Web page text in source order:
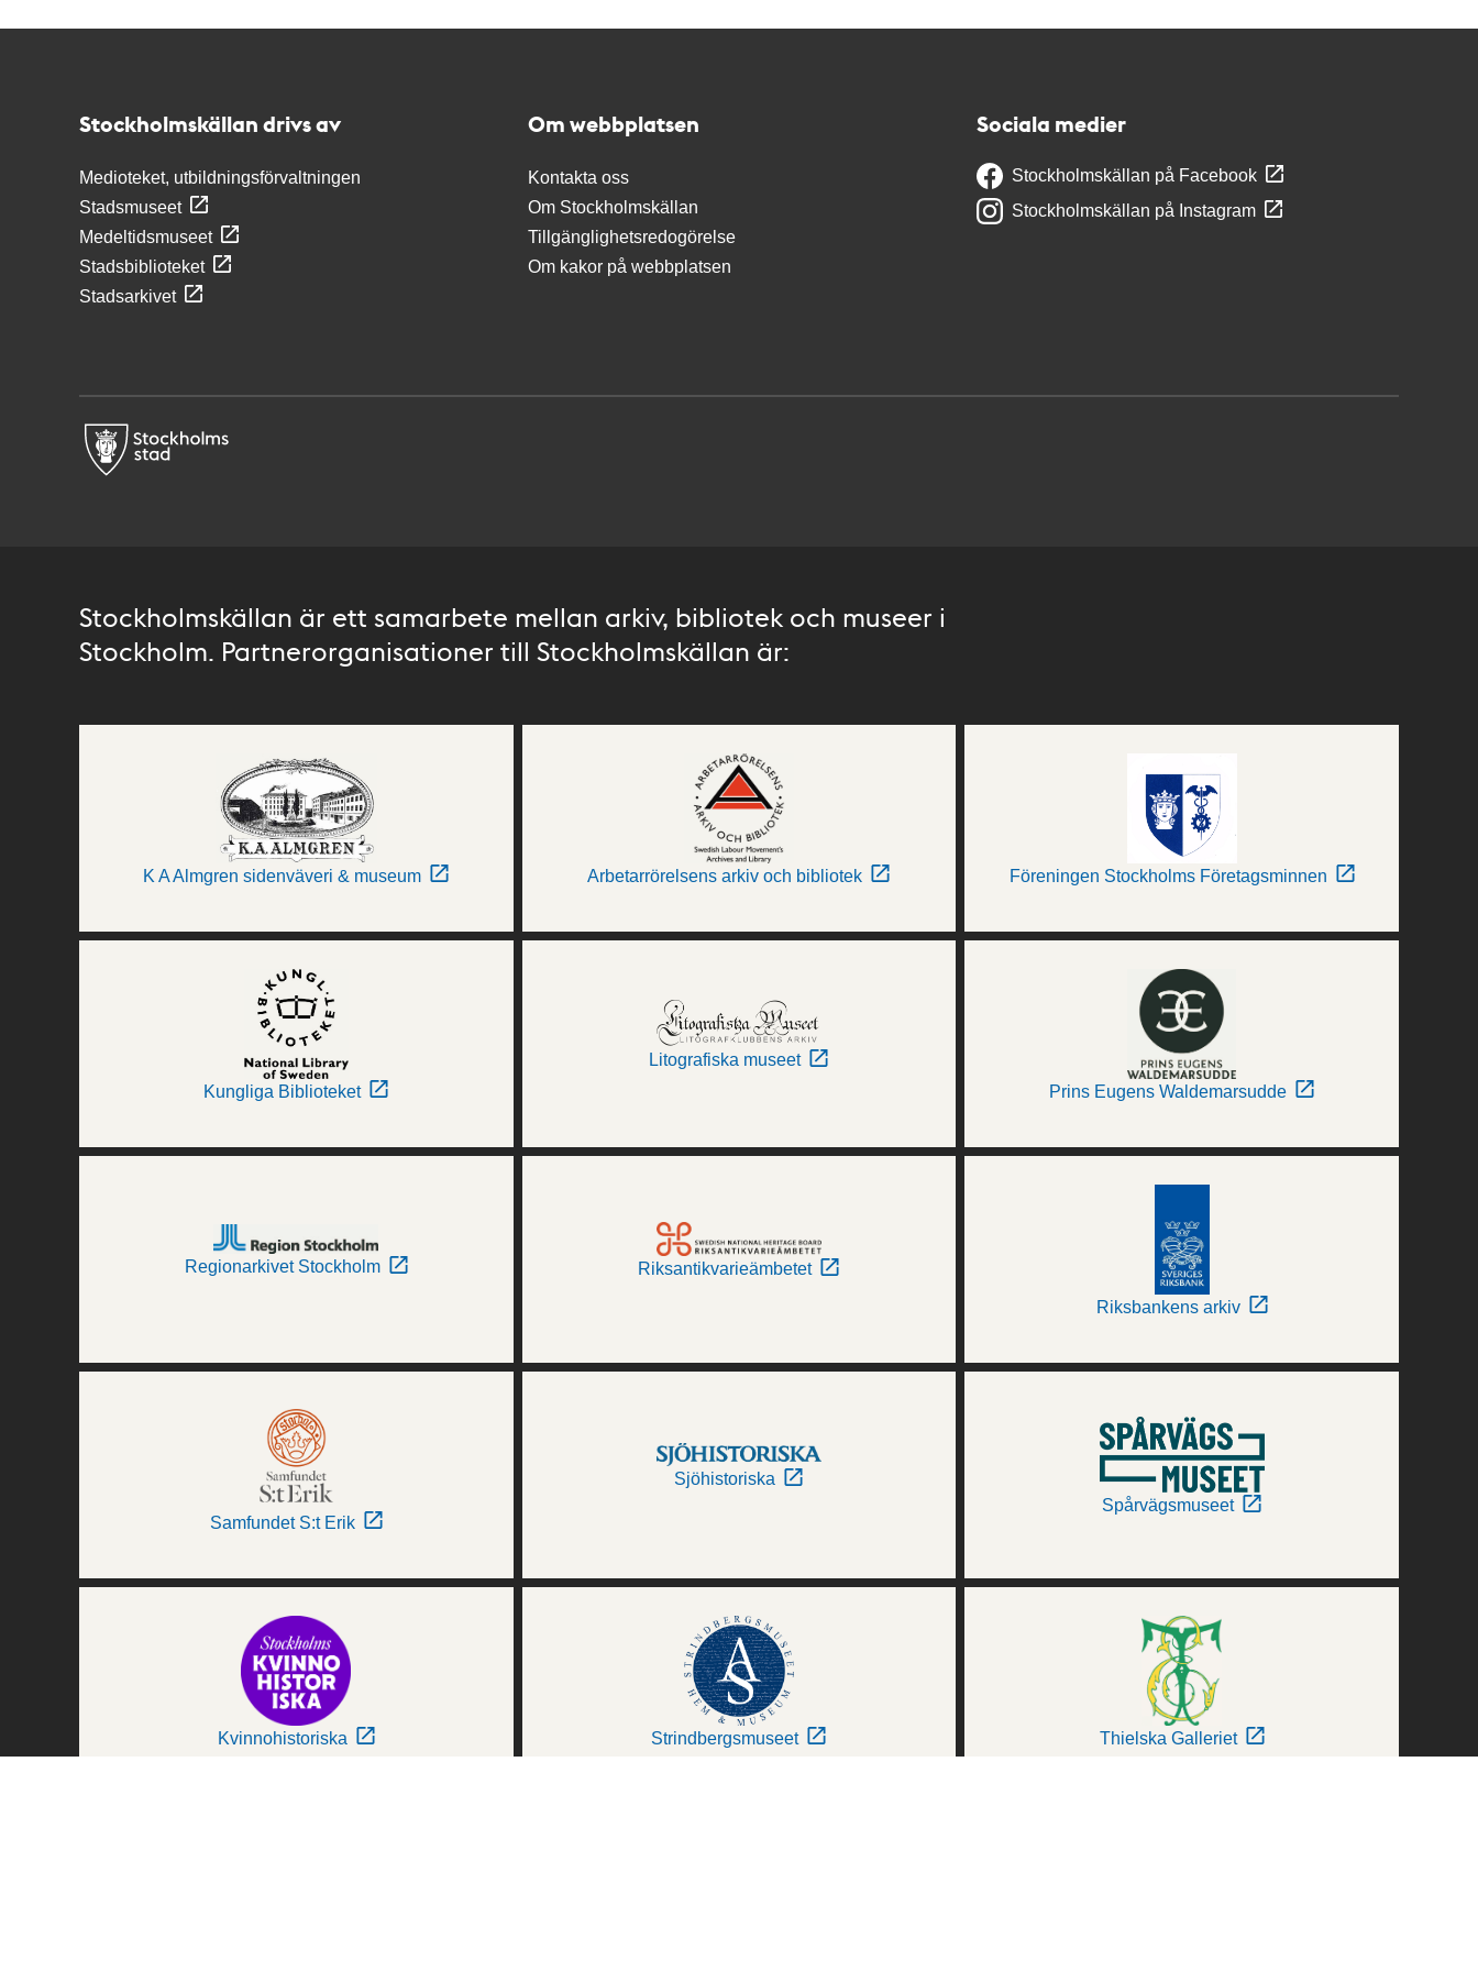
Stockholmskällan drivs av
Medioteket, utbildningsförvaltningen
Stadsmuseet
Medeltidsmuseet
Stadsbiblioteket
Stadsarkivet
Om webbplatsen
Kontakta oss
Om Stockholmskällan
Tillgänglighetsredogörelse
Om kakor på webbplatsen
Sociala medier
Stockholmskällan på Facebook
Stockholmskällan på Instagram
Stockholmskällan är ett samarbete mellan arkiv, bibliotek och museer i
Stockholm. Partnerorganisationer till Stockholmskällan är:
K A Almgren sidenväveri & museum Arbetarrörelsens arkiv och bibliotek Föreningen Stockholms Företagsminnen
Kungliga Biblioteket
Litografiska museet
Prins Eugens Waldemarsudde
Regionarkivet Stockholm Riksantikvarieämbetet
Riksbankens arkiv
Samfundet S:t Erik
Sjöhistoriska
Spårvägsmuseet
Kvinnohistoriska Strindbergsmuseet Thielska Galleriet